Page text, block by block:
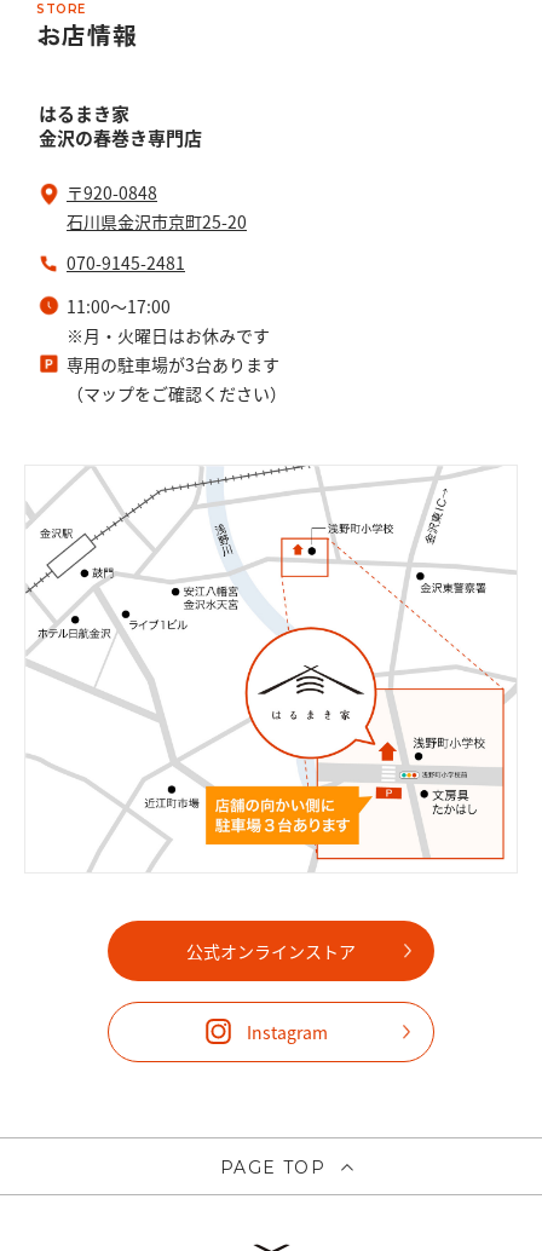
STORE
お店情報
はるまき家
金沢の春巻き専門店
〒920-0848
石川県金沢市京町25-20
070-9145-2481
11:00～17:00
※月・火曜日はお休みです
専用の駐車場が3台あります
（マップをご確認ください）
公式オンラインストア
Instagram
PAGE TOP